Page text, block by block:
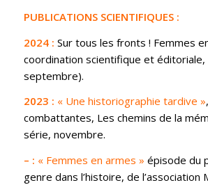
PUBLICATIONS SCIENTIFIQUES :
2024 : Sur tous les fronts ! Femmes
coordination scientifique et éditoriale
septembre).
2023 : « Une historiographie tardive »,
combattantes, Les chemins de la
série, novembre.
– : « Femmes en armes » épisode du
genre dans l’histoire, de l’association